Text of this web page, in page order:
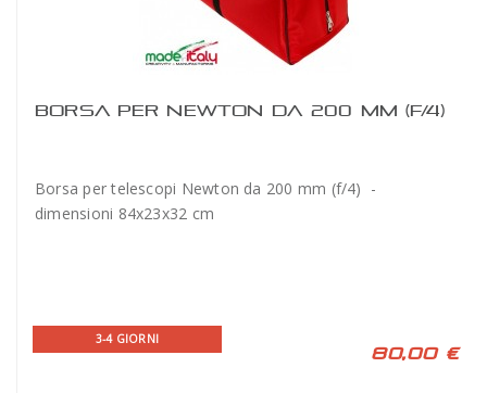
BORSA PER NEWTON DA 200 MM (F/4)
Borsa per telescopi Newton da 200 mm (f/4) -
dimensioni 84x23x32 cm
3-4 GIORNI
80,00 €